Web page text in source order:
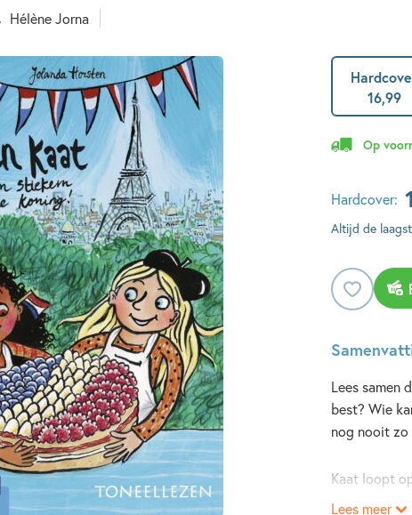
Hélène Jorna
16,99
Op
Hardcover:
Altijd de
Lees samen
best? Wie
nog nooit zo
Kaat loopt
‘Kit en ik
Lees meer